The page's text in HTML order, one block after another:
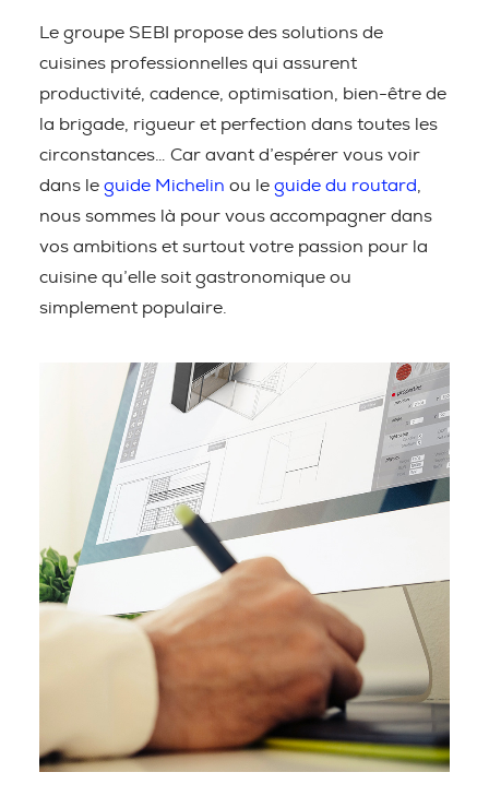
Le groupe SEBI propose des solutions de
cuisines professionnelles qui assurent
productivité, cadence, optimisation, bien-être de
la brigade, rigueur et perfection dans toutes les
circonstances… Car avant d’espérer vous voir
dans le guide Michelin ou le guide du routard
nous sommes là pour vous accompagner dans
vos ambitions et surtout votre passion pour la
cuisine qu’elle soit gastronomique ou
simplement populaire.